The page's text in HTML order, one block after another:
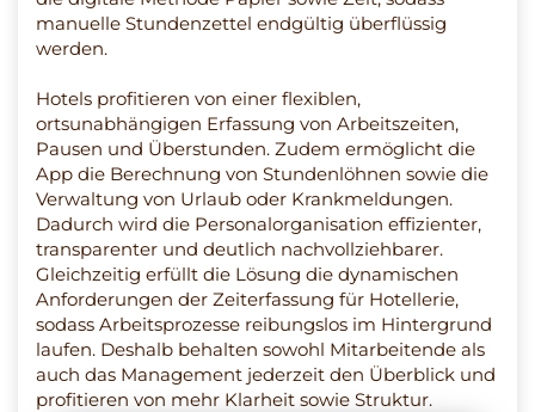
manuelle Stundenzettel endgültig überflüssig
werden.
Hotels profitieren von einer flexiblen,
ortsunabhängigen Erfassung von Arbeitszeiten,
Pausen und Überstunden. Zudem ermöglicht die
App die Berechnung von Stundenlöhnen sowie die
Verwaltung von Urlaub oder Krankmeldungen.
Dadurch wird die Personalorganisation effizienter,
transparenter und deutlich nachvollziehbarer.
Gleichzeitig erfüllt die Lösung die dynamischen
Anforderungen der Zeiterfassung für Hotellerie,
sodass Arbeitsprozesse reibungslos im Hintergrund
laufen. Deshalb behalten sowohl Mitarbeitende als
auch das Management jederzeit den Überblick und
profitieren von mehr Klarheit sowie Struktur.